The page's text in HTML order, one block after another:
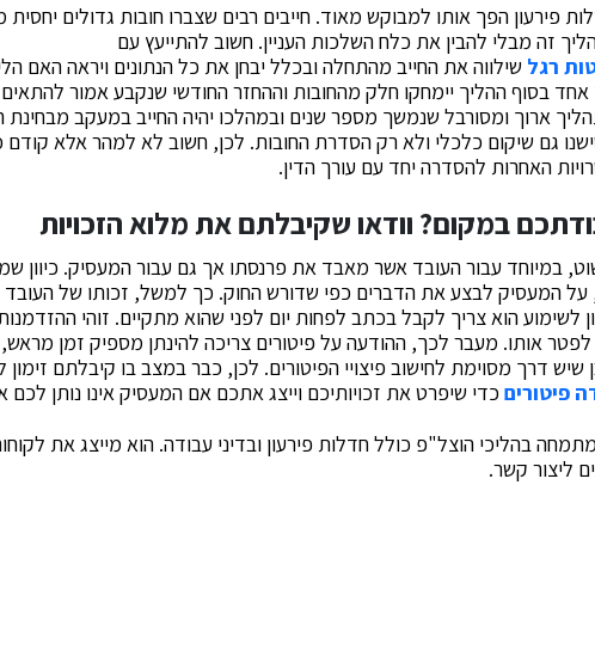
פירעון הפך אותו למבוקש מאוד. חייבים רבים שצברו חובות גדולים
זה מבלי להבין את כלח השלכות העניין. חשוב להתייעץ עם
רגל שילווה את החייב מהתחלה ובכלל יבחן את כל הנתונים ויראה האם
אחד בסוף ההליך יימחקו חלק מהחובות וההחזר החודשי שנקבע אמור להתאים
ארוך ומסורבל שנמשך מספר שנים ובמהלכו יהיה החייב במעקב מבחינת
גם שיקום כלכלי ולא רק הסדרת החובות. לכן, חשוב לא למהר אלא
האחרות להסדרה יחד עם עורך הדין.
במקום? וודאו שקיבלתם את מלוא הזכויות
במיוחד עבור העובד אשר מאבד את פרנסתו אך גם עבור המעסיק. כיוון
המעסיק לבצע את הדברים כפי שדורש החוק. כך למשל, זכותו של העובד
לשימוע הוא צריך לקבל בכתב לפחות יום לפני שהוא מתקיים. זוהי
לפטר אותו. מעבר לכך, ההודעה על פיטורים צריכה להינתן מספיק זמן
שיש דרך מסוימת לחישוב פיצויי הפיטורים. לכן, כבר במצב בו קיבלתם זימון
פיטורים כדי שיפרט את זכויותיכם וייצג אתכם אם המעסיק אינו נותן לכם
בהליכי הוצל"פ כולל חדלות פירעון ובדיני עבודה. הוא מייצג את
ליצור קשר.